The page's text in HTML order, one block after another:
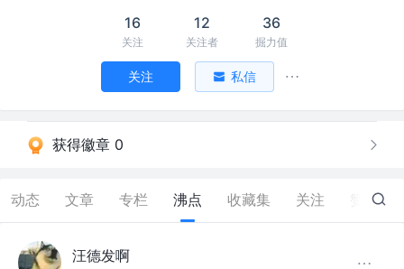
16
关注
12
关注者
36
掘力值
关注 私信
获得徽章 0
动态 文章 专栏 沸点 收藏集 关注 38
汪德发啊